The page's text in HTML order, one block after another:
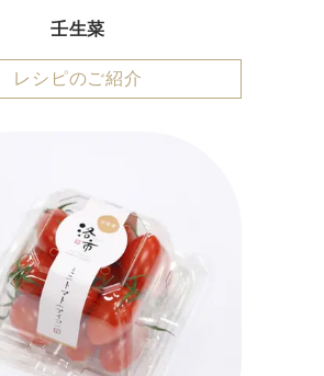
壬生菜
レシピのご紹介